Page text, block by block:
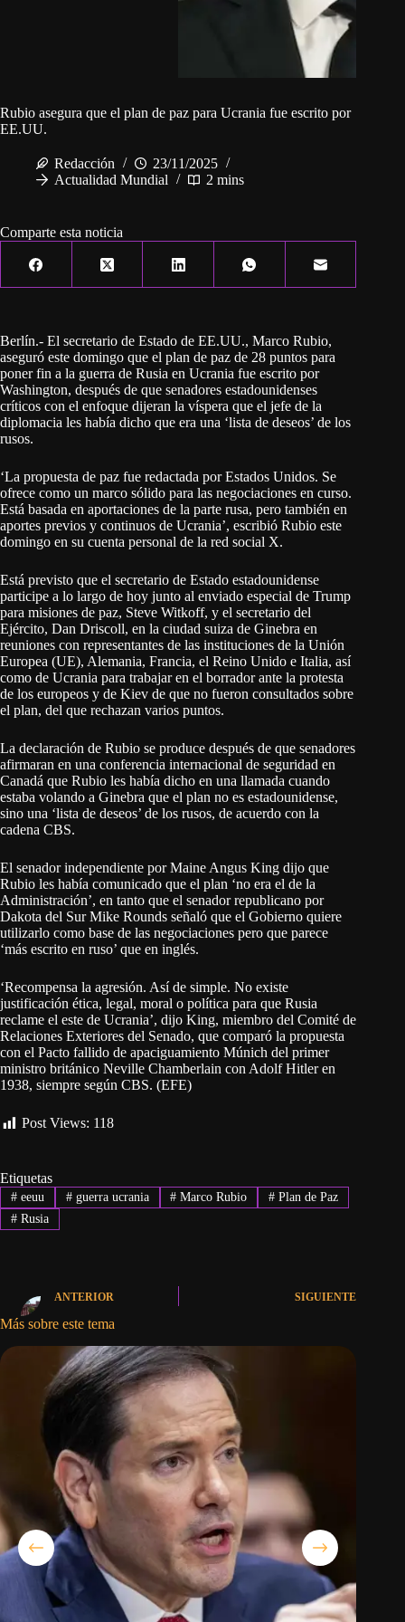
Rubio asegura que el plan de paz para Ucrania fue escrito por
EE.UU.
Redacción
23/11/2025
Actualidad Mundial
2 mins
Comparte esta noticia
Berlín.- El secretario de Estado de EE.UU., Marco Rubio,
aseguró este domingo que el plan de paz de 28 puntos para
poner fin a la guerra de Rusia en Ucrania fue escrito por
Washington, después de que senadores estadounidenses
críticos con el enfoque dijeran la víspera que el jefe de la
diplomacia les había dicho que era una ‘lista de deseos’ de los
rusos.
‘La propuesta de paz fue redactada por Estados Unidos. Se
ofrece como un marco sólido para las negociaciones en curso.
Está basada en aportaciones de la parte rusa, pero también en
aportes previos y continuos de Ucrania’, escribió Rubio este
domingo en su cuenta personal de la red social X.
Está previsto que el secretario de Estado estadounidense
participe a lo largo de hoy junto al enviado especial de Trump
para misiones de paz, Steve Witkoff, y el secretario del
Ejército, Dan Driscoll, en la ciudad suiza de Ginebra en
reuniones con representantes de las instituciones de la Unión
Europea (UE), Alemania, Francia, el Reino Unido e Italia, así
como de Ucrania para trabajar en el borrador ante la protesta
de los europeos y de Kiev de que no fueron consultados sobre
el plan, del que rechazan varios puntos.
La declaración de Rubio se produce después de que senadores
afirmaran en una conferencia internacional de seguridad en
Canadá que Rubio les había dicho en una llamada cuando
estaba volando a Ginebra que el plan no es estadounidense,
sino una ‘lista de deseos’ de los rusos, de acuerdo con la
cadena CBS.
El senador independiente por Maine Angus King dijo que
Rubio les había comunicado que el plan ‘no era el de la
Administración’, en tanto que el senador republicano por
Dakota del Sur Mike Rounds señaló que el Gobierno quiere
utilizarlo como base de las negociaciones pero que parece
‘más escrito en ruso’ que en inglés.
‘Recompensa la agresión. Así de simple. No existe
justificación ética, legal, moral o política para que Rusia
reclame el este de Ucrania’, dijo King, miembro del Comité de
Relaciones Exteriores del Senado, que comparó la propuesta
con el Pacto fallido de apaciguamiento Múnich del primer
ministro británico Neville Chamberlain con Adolf Hitler en
1938, siempre según CBS. (EFE)
Post Views: 118
Etiquetas
#eeuu #guerra ucrania # Marco Rubio # Plan de Paz
#Rusia
ANTERIOR SIGUIENTE
Más sobre este tema